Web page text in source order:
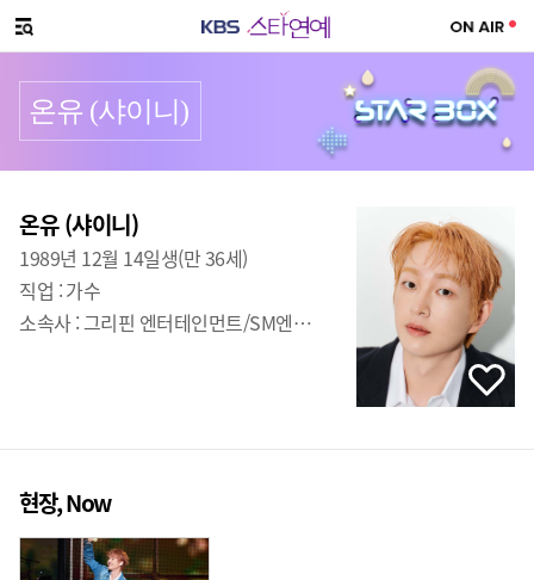
메뉴 열기
온유 (샤이니)
프로필
온유 (샤이니)
1989년 12월 14일생(만 36세)
직업 :가수
소속사 :
그리핀 엔터테인먼트/SM엔터테인먼트
현장, Now